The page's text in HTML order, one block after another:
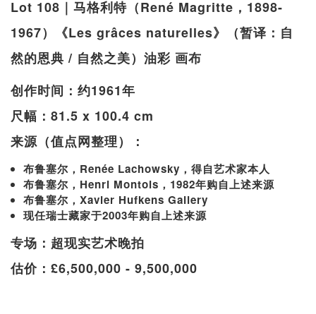
Lot 108｜马格利特（René Magritte，1898-
1967）《Les grâces naturelles》（暂译：自
然的恩典 / 自然之美）油彩 画布
创作时间：约1961年
尺幅：81.5 x 100.4 cm
来源（值点网整理）：
布鲁塞尔，Renée Lachowsky，得自艺术家本人
布鲁塞尔，Henri Montois，1982年购自上述来源
布鲁塞尔，Xavier Hufkens Gallery
现任瑞士藏家于2003年购自上述来源
专场：超现实艺术晚拍
估价：£6,500,000 - 9,500,000